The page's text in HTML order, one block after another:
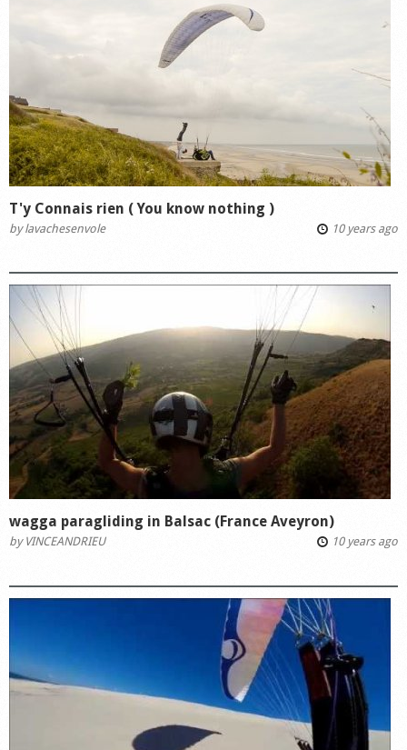
T'y Connais rien ( You know nothing )
bylavachesenvole 10 years ago
wagga paragliding in Balsac (France Aveyron)
by VINCEANDRIEU 10 years ago